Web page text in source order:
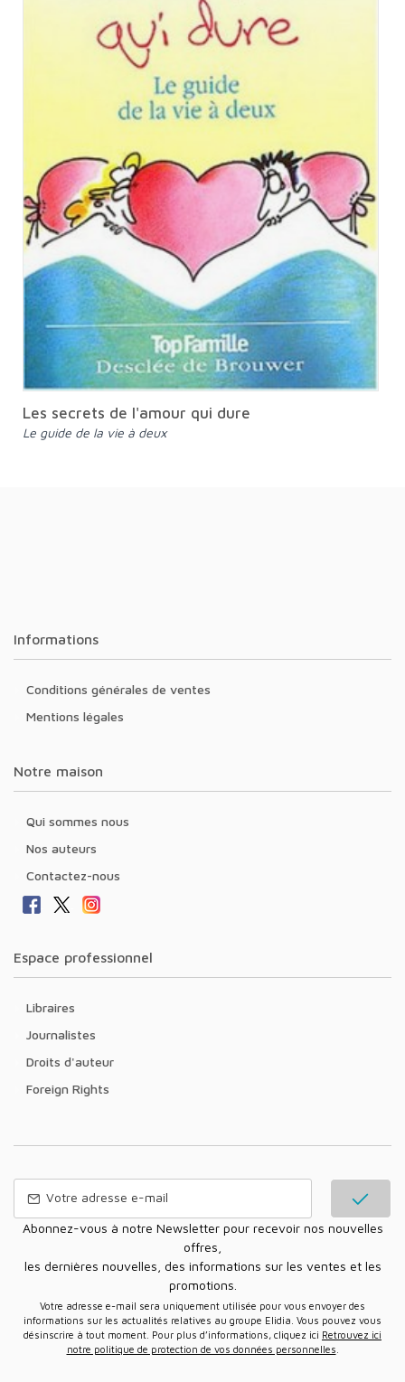
Les secrets de l'amour qui dure
Le guide de la vie à deux
Informations
Conditions générales de ventes
Mentions légales
Notre maison
Qui sommes nous
Nos auteurs
Contactez-nous
Espace professionnel
Libraires
Journalistes
Droits d'auteur
Foreign Rights
Abonnez-vous à notre Newsletter pour recevoir nos nouvelles
offres,
les dernières nouvelles, des informations sur les ventes et les
promotions.
Votre adresse e-mail sera uniquement utilisée pour vous envoyer des
informations sur les actualités relatives au groupe Elidia. Vous pouvez vous
désinscrire à tout moment. Pour plus d’informations, cliquez ici Retrouvez ici
notre politique de protection de vos données personnelles